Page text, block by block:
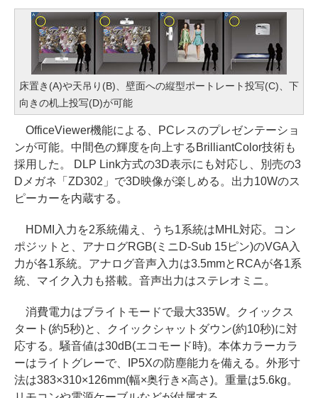
床置き(A)や天吊り(B)、壁面への縦型ポートレート投写(C)、下
向きの机上投写(D)が可能
OfficeViewer機能による、PCレスのプレゼンテーショ
ンが可能。中間色の輝度を向上するBrilliantColor技術も
採用した。 DLP Link方式の3D表示にも対応し、別売の3
Dメガネ「ZD302」で3D映像が楽しめる。出力10Wのス
ピーカーを内蔵する。
HDMI入力を2系統備え、うち1系統はMHL対応。コン
ポジットと、アナログRGB(ミニD-Sub 15ピン)のVGA入
力が各1系統。アナログ音声入力は3.5mmとRCAが各1系
統、マイク入力も搭載。音声出力はステレオミニ。
消費電力はブライトモードで最大335W。クイックス
タート(約5秒)と、クイックシャットダウン(約10秒)に対
応する。騒音値は30dB(エコモード時)。本体カラーカラ
ーはライトグレーで、IP5Xの防塵能力を備える。外形寸
法は383×310×126mm(幅×奥行き×高さ)。重量は5.6kg。